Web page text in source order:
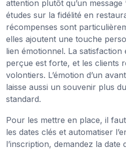
attention plutôt qu’un message
études sur la fidélité en
récompenses sont
elles ajoutent une touche
lien émotionnel. La satisfaction
perçue est forte, et les clients
volontiers. L’émotion d’un
laisse aussi un souvenir plus
standard.
Pour les mettre en place, il
les dates clés et automatiser
l’inscription, demandez la date